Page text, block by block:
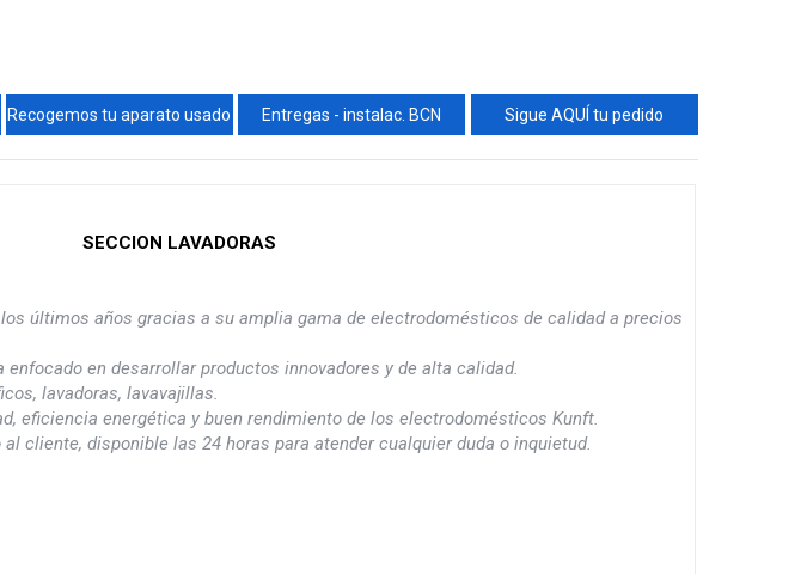
Recogemos tu aparato usado Entregas - instalac. BCN Sigue AQUÍ tu pedido
SECCION LAVADORAS
últimos años gracias a su amplia gama de electrodomésticos de calidad a precios
enfocado en desarrollar productos innovadores y de alta calidad.
lavadoras, lavavajillas.
eficiencia energética y buen rendimiento de los electrodomésticos Kunft.
cliente, disponible las 24 horas para atender cualquier duda o inquietud.